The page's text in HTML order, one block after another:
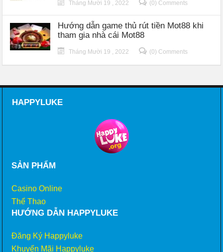
Tháng Mười 19 , 2022 (0) Comments
Hướng dẫn game thủ rút tiền Mot88 khi
tham gia nhà cái Mot88
Tháng Mười 19 , 2022 (0) Comments
HAPPYLUKE
SẢN PHẨM
Casino Online
Thể Thao
HƯỚNG DẪN HAPPYLUKE
Đăng Ký Happyluke
Khuyến Mãi Happyluke